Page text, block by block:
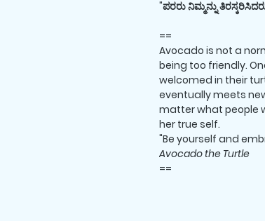
"ಪರರು ನಿಮ್ಮನ್ನು
==
Avocado is not a
being too friendly.
welcomed in their
eventually meets
matter what people
her true self.
"Be yourself and
Avocado the Turtle
==